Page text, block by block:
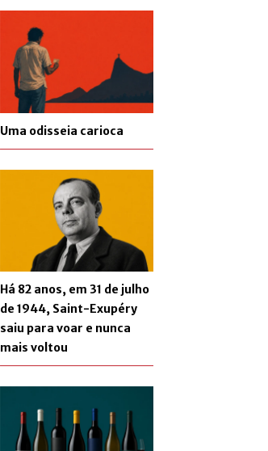
Uma odisseia carioca
Há 82 anos, em 31 de julho
de 1944, Saint-Exupéry
saiu para voar e nunca
mais voltou